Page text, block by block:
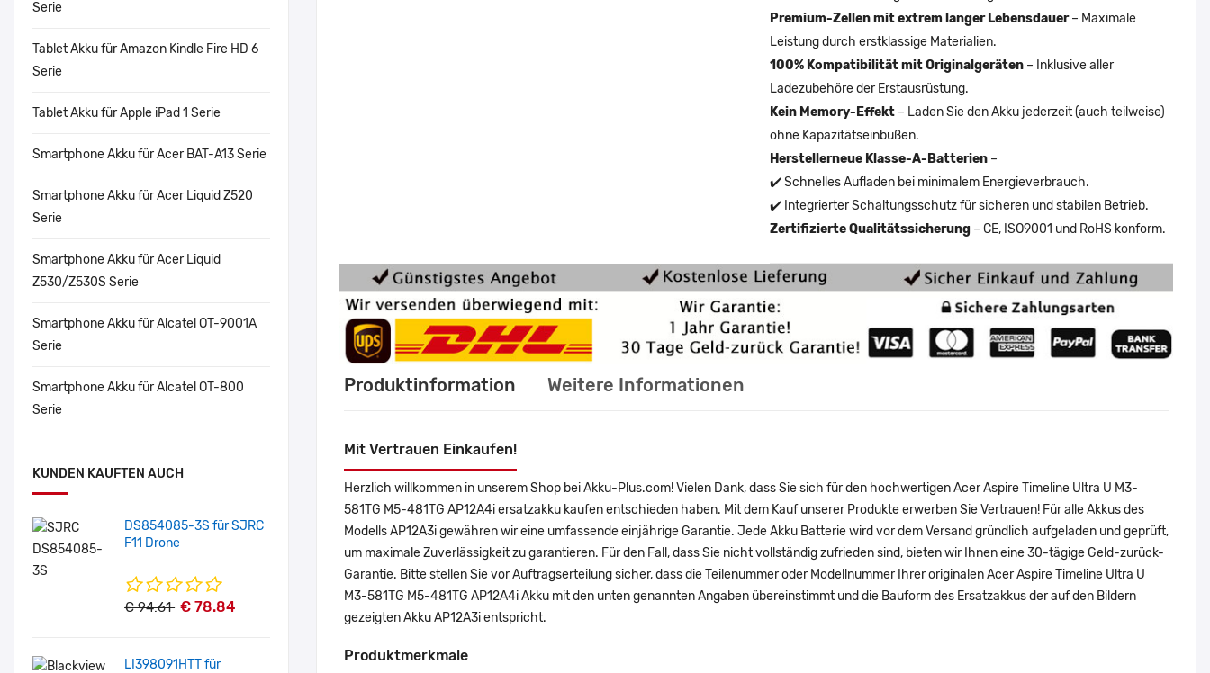
Serie
Tablet Akku für Amazon Kindle Fire HD 6
Serie
Tablet Akku für Apple iPad 1 Serie
Smartphone Akku für Acer BAT-A13 Serie
Smartphone Akku für Acer Liquid Z520
Serie
Smartphone Akku für Acer Liquid
Z530/Z530S Serie
Smartphone Akku für Alcatel OT-9001A
Serie
Smartphone Akku für Alcatel OT-800
Serie
KUNDEN KAUFTEN AUCH
DS854085-3S für SJRC
F11 Drone
€ 94.61 € 78.84
LI398091HTT für
Premium-Zellen mit extrem langer Lebensdauer– Maximale
Leistung durch erstklassige Materialien.
100% Kompatibilität mit Originalgeräten – Inklusive aller
Ladezubehöre der Erstausrüstung.
Kein Memory-Effekt – Laden Sie den Akku jederzeit (auch teilweise)
ohne Kapazitätseinbußen.
Herstellerneue Klasse-A-Batterien –
✔️ Schnelles Aufladen bei minimalem Energieverbrauch.
✔️ Integrierter Schaltungsschutz für sicheren und stabilen Betrieb.
Zertifizierte Qualitätssicherung – CE, ISO9001 und RoHS konform.
Produktinformation Weitere Informationen
Mit Vertrauen Einkaufen!
Herzlich willkommen in unserem Shop bei Akku-Plus.com! Vielen Dank, dass Sie sich für den hochwertigen Acer Aspire Timeline Ultra U M3-
581TG M5-481TG AP12A4i ersatzakku kaufen entschieden haben. Mit dem Kauf unserer Produkte erwerben Sie Vertrauen! Für alle Akkus des
Modells AP12A3i gewähren wir eine umfassende einjährige Garantie. Jede Akku Batterie wird vor dem Versand gründlich aufgeladen und geprüft,
um maximale Zuverlässigkeit zu garantieren. Für den Fall, dass Sie nicht vollständig zufrieden sind, bieten wir Ihnen eine 30-tägige Geld-zurück-
Garantie. Bitte stellen Sie vor Auftragserteilung sicher, dass die Teilenummer oder Modellnummer Ihrer originalen Acer Aspire Timeline Ultra U
M3-581TG M5-481TG AP12A4i Akku mit den unten genannten Angaben übereinstimmt und die Bauform des Ersatzakkus der auf den Bildern
gezeigten Akku AP12A3i entspricht.
Produktmerkmale